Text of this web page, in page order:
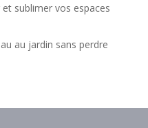
sublimer vos espaces
au jardin sans perdre